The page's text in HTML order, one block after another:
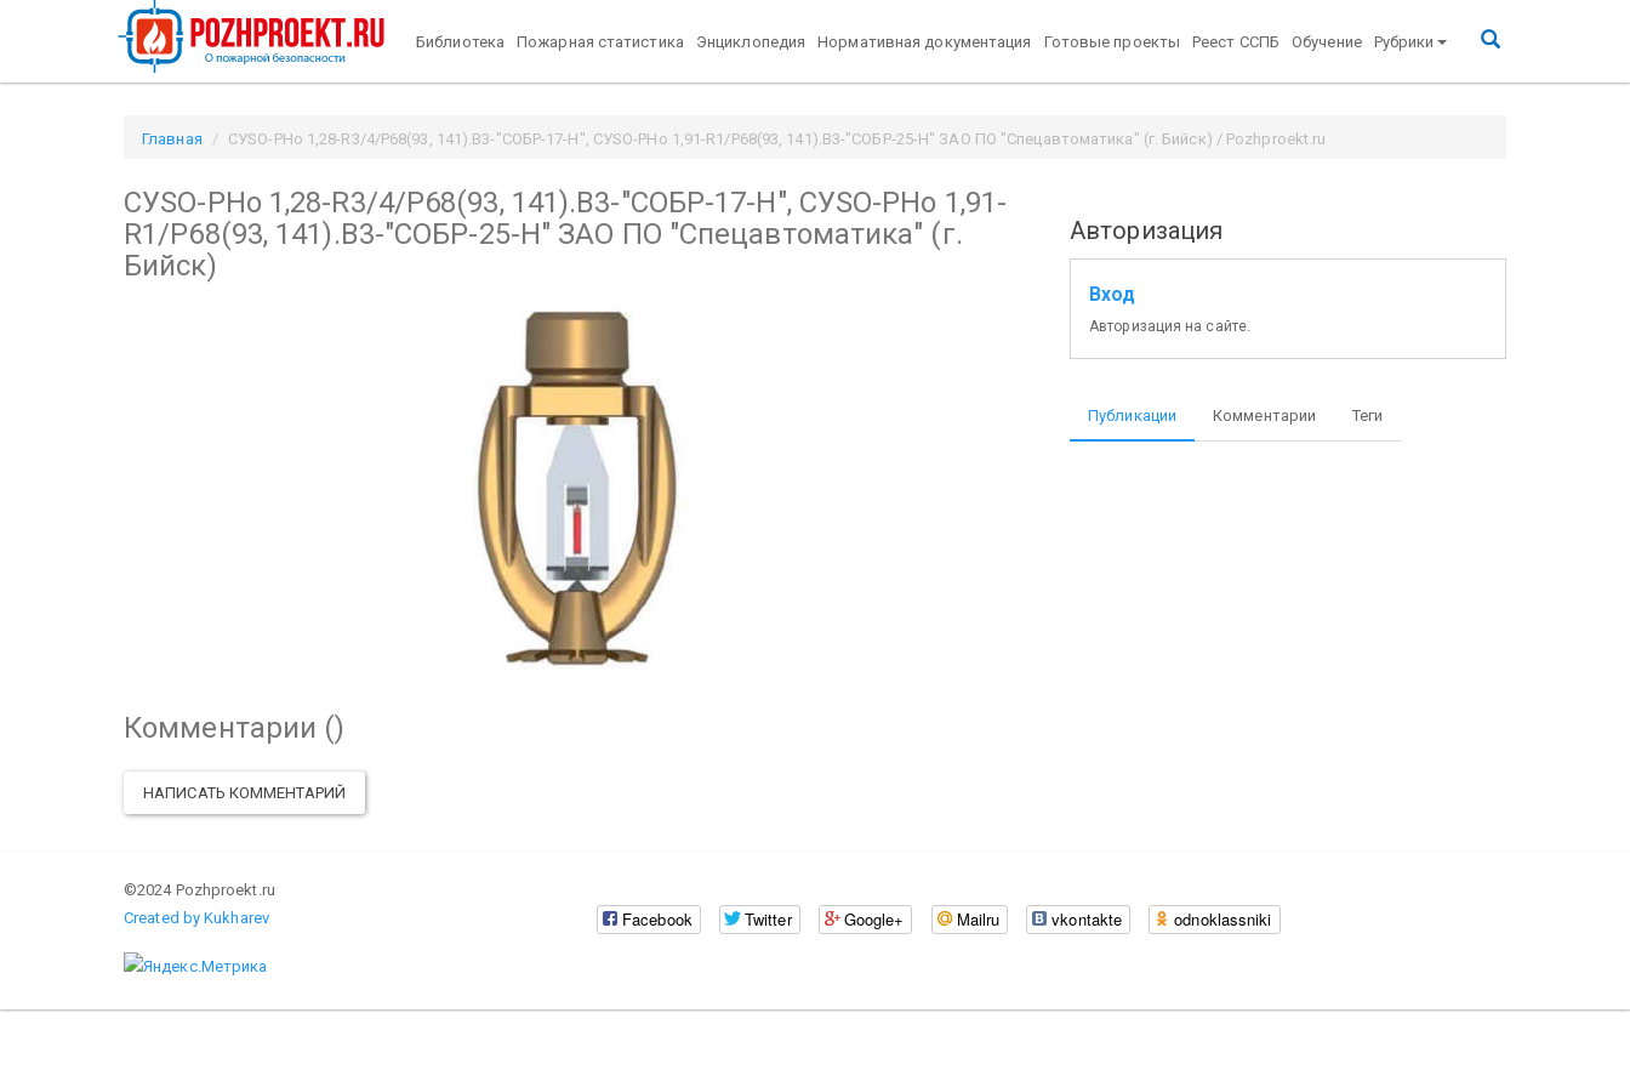
Библиотека Пожарная статистика Энциклопедия Нормативная документация Готовые проекты Реест ССПБ Обучение Рубрики
Главная СУSO-РНо 1,28-R3/4/Р68(93, 141).В3-"СОБР-17-Н", СУSO-РНо 1,91-R1/Р68(93, 141).В3-"СОБР-25-Н" ЗАО ПО "Спецавтоматика" (г. Бийск) / Pozhproekt.ru
СУSO-РНо 1,28-R3/4/Р68(93, 141).В3-"СОБР-17-Н", СУSO-РНо 1,91-
R1/Р68(93, 141).В3-"СОБР-25-Н" ЗАО ПО "Спецавтоматика" (г.
Бийск)
Комментарии ()
НАПИСАТЬ КОММЕНТАРИЙ
Авторизация
Вход
Авторизация на сайте.
Публикации Комментарии Теги
©2024 Pozhproekt.ru
Created by Kukharev
Facebook Twitter Google+ Mailru vkontakte odnoklassniki